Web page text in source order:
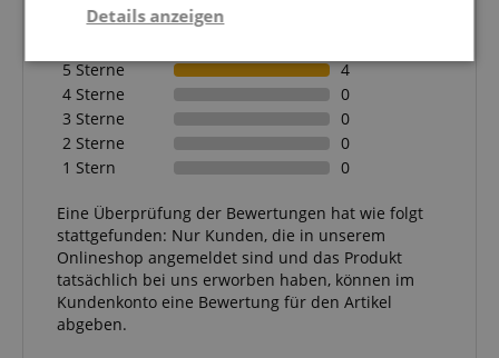
Basierend auf 4 Bewertungen
5 Sterne
4
4 Sterne
0
3 Sterne
0
2 Sterne
0
1 Stern
0
Eine Überprüfung der Bewertungen hat wie folgt
stattgefunden: Nur Kunden, die in unserem
Onlineshop angemeldet sind und das Produkt
tatsächlich bei uns erworben haben, können im
Kundenkonto eine Bewertung für den Artikel
abgeben.
Details anzeigen
Statistik Marketing Funktional
Statistik Marketing Funktional
Statistik-Cookies werden verwendet, um zu sehen,
wie Besucher die Website nutzen, z.B. Analyse-
Cookies. Diese Cookies können nicht verwendet
werden, um einen bestimmten Besucher direkt zu
identifizieren.